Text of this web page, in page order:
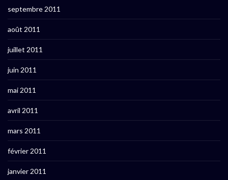
septembre 2011
août 2011
juillet 2011
juin 2011
mai 2011
avril 2011
mars 2011
février 2011
janvier 2011